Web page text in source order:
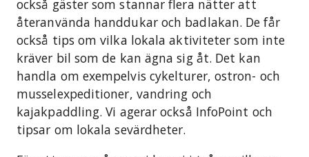
också gäster som stannar flera nätter att
återanvända handdukar och badlakan. De får
också tips om vilka lokala aktiviteter som inte
kräver bil som de kan ägna sig åt. Det kan
handla om exempelvis cykelturer, ostron- och
musselexpeditioner, vandring och
kajakpaddling. Vi agerar också InfoPoint och
tipsar om lokala sevärdheter.